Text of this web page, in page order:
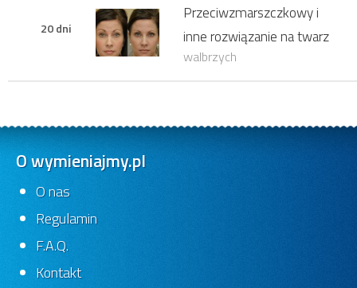
20 dni
Przeciwzmarszczkowy i
inne rozwiązanie na twarz
walbrzych
O wymieniajmy.pl
O nas
Regulamin
F.A.Q.
Kontakt